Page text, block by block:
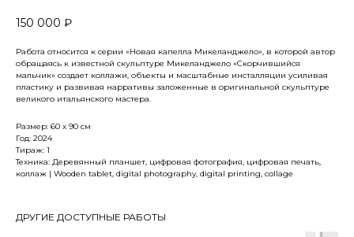
150 000 ₽
Работа относится к серии «Новая капелла Микеланджело», в которой автор
обращаясь к известной скульптуре Микеланджело «Скорчившийся
мальчик» создает коллажи, объекты и масштабные инсталляции уcиливая
пластику и развивая нарративы заложенные в оригинальной скульптуре
великого итальянского мастера.
Размер: 60 х 90 см
Год: 2024
Тираж: 1
Техника: Деревянный планшет, цифровая фотография, цифровая печать,
коллаж | Wooden tablet, digital photography, digital printing, collage
ДРУГИЕ ДОСТУПНЫЕ РАБОТЫ